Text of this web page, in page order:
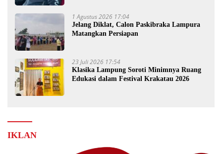
1 Agustus 2026 17:04
Jelang Diklat, Calon Paskibraka Lampura
Matangkan Persiapan
23 Juli 2026 17:54
Klasika Lampung Soroti Minimnya Ruang
Edukasi dalam Festival Krakatau 2026
IKLAN